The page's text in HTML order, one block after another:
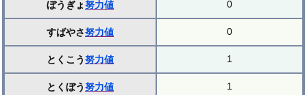
ぼうぎょ努力値 0
すばやさ努力値 0
とくこう努力値 1
とくぼう努力値 1